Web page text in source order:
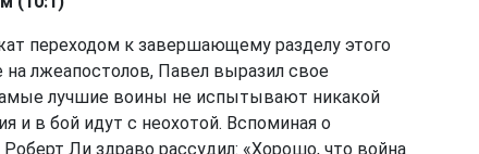
переходом к завершающему разделу этого
на лжеапостолов, Павел выразил свое
лучшие воины не испытывают никакой
и в бой идут с неохотой. Вспоминая о
Ли здраво рассудил: «Хорошо, что война